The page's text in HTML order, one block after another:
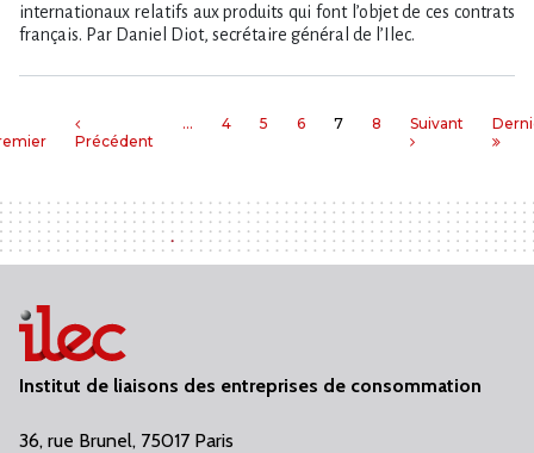
internationaux relatifs aux produits qui font l’objet de ces contrats
français. Par Daniel Diot, secrétaire général de l’Ilec.
Précédent
… 4 5 6 7 8 Suivant
Institut de liaisons des entreprises de consommation
36, rue Brunel, 75017 Paris